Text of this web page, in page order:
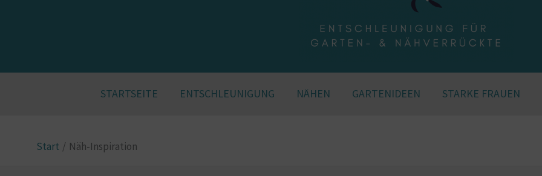
STARTSEITE ENTSCHLEUNIGUNG NÄHEN GARTENIDEEN STARKE FRAUEN
Start Näh-Inspiration